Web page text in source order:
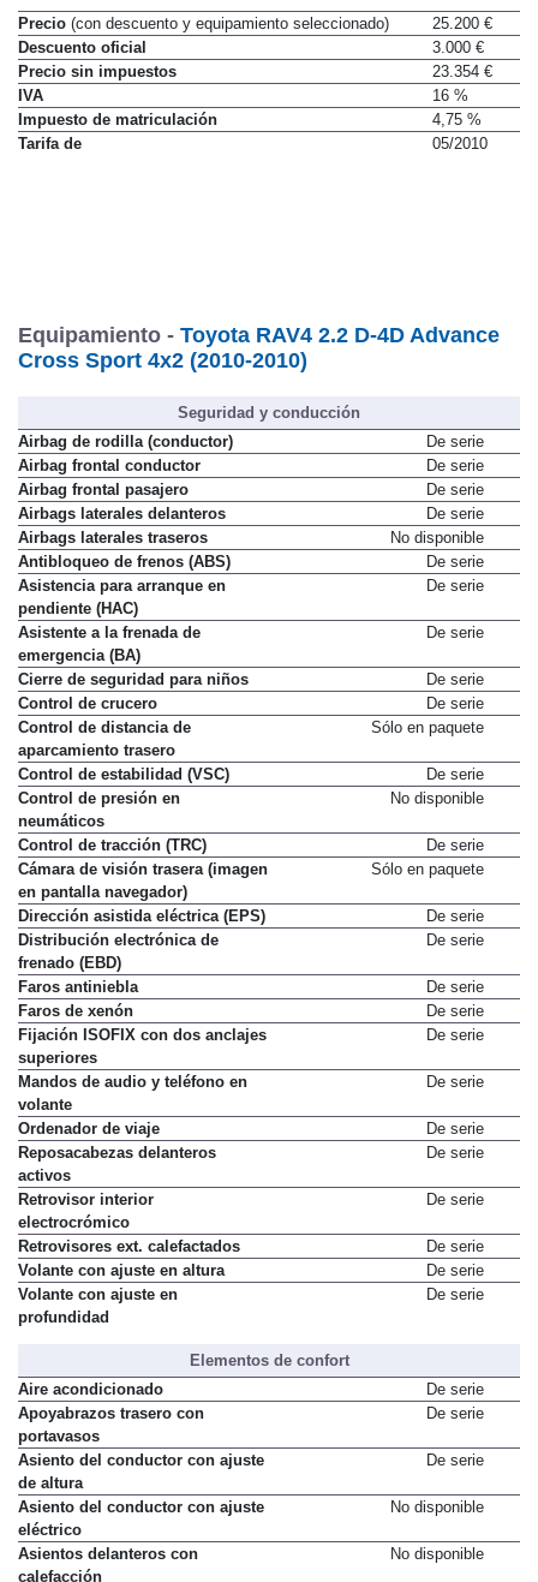
Precio (con descuento y equipamiento seleccionado)
25.200 €
Descuento oficial
3.000 €
Precio sin impuestos
23.354 €
IVA
16 %
Impuesto de matriculación
4,75 %
Tarifa de
05/2010
Equipamiento - Toyota RAV4 2.2 D-4D Advance
Cross Sport 4x2 (2010-2010)
Seguridad y conducción
Airbag de rodilla (conductor)
De serie
Airbag frontal conductor
De serie
Airbag frontal pasajero
De serie
Airbags laterales delanteros
De serie
Airbags laterales traseros
No disponible
Antibloqueo de frenos (ABS)
De serie
Asistencia para arranque en
pendiente (HAC)
De serie
Asistente a la frenada de
emergencia (BA)
De serie
Cierre de seguridad para niños
De serie
Control de crucero
De serie
Control de distancia de
aparcamiento trasero
Sólo en paquete
Control de estabilidad (VSC)
De serie
Control de presión en
neumáticos
No disponible
Control de tracción (TRC)
De serie
Cámara de visión trasera (imagen
en pantalla navegador)
Sólo en paquete
Dirección asistida eléctrica (EPS)
De serie
Distribución electrónica de
frenado (EBD)
De serie
Faros antiniebla
De serie
Faros de xenón
De serie
Fijación ISOFIX con dos anclajes
superiores
De serie
Mandos de audio y teléfono en
volante
De serie
Ordenador de viaje
De serie
Reposacabezas delanteros
activos
De serie
Retrovisor interior
electrocrómico
De serie
Retrovisores ext. calefactados
De serie
Volante con ajuste en altura
De serie
Volante con ajuste en
profundidad
De serie
Elementos de confort
Aire acondicionado
De serie
Apoyabrazos trasero con
portavasos
De serie
Asiento del conductor con ajuste
de altura
De serie
Asiento del conductor con ajuste
eléctrico
No disponible
Asientos delanteros con
calefacción
No disponible